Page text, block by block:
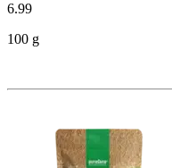
6.99
100 g